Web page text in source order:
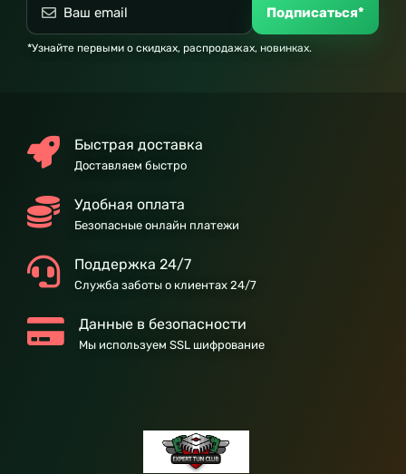
Подписаться*
*Узнайте первыми о скидках, распродажах, новинках.
Быстрая доставка
Доставляем быстро
Удобная оплата
Безопасные онлайн платежи
Поддержка 24/7
Служба заботы о клиентах 24/7
Данные в безопасности
Мы используем SSL шифрование